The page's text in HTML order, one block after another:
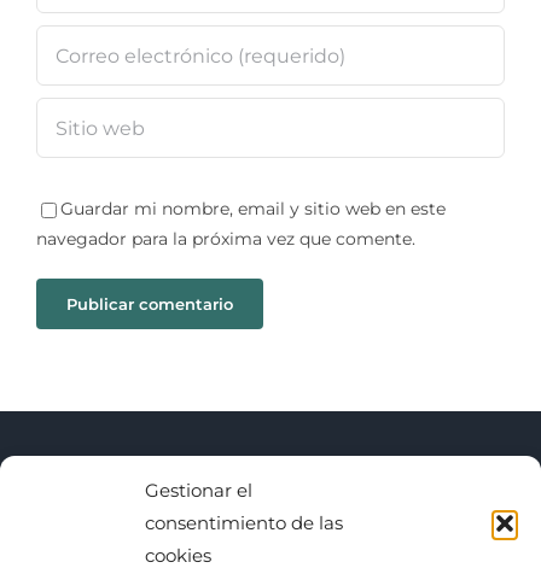
Gestionar el
consentimiento de las
cookies
Guardar mi nombre, email y sitio web en este
navegador para la próxima vez que comente.